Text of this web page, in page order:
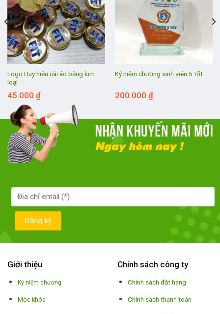
Logo Huy hiệu cài áo bằng kim
loại
45.000 ₫
Kỷ niệm chương sinh viên 5 tốt
200.000 ₫
Giới thiệu
Kỷ niệm chương
Móc khóa
Chính sách công ty
Chính sách đặt hàng
Chính sách thanh toán